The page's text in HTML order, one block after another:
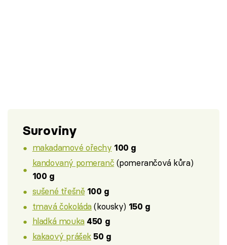
Suroviny
makadamové ořechy 100 g
kandovaný pomeranč (pomerančová kůra)
100 g
sušené třešně 100 g
tmavá čokoláda(kousky) 150 g
hladká mouka 450 g
kakaový prášek 50 g